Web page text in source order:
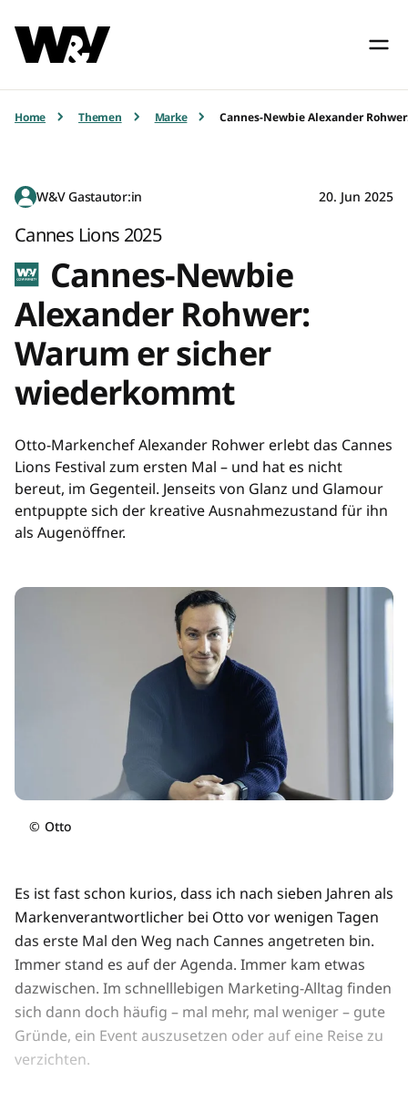
Home Themen Marke Cannes-Newbie Alexander
W&V Gastautor:in 20. Jun 2025
Cannes Lions 2025
Cannes-Newbie
Alexander Rohwer:
Warum er sicher
wiederkommt
Otto-Markenchef Alexander Rohwer erlebt das Cannes
Lions Festival zum ersten Mal – und hat es nicht
bereut, im Gegenteil. Jenseits von Glanz und Glamour
entpuppte sich der kreative Ausnahmezustand für ihn
als Augenöffner.
© Otto
Es ist fast schon kurios, dass ich nach sieben Jahren als
Markenverantwortlicher bei Otto vor wenigen Tagen
das erste Mal den Weg nach Cannes angetreten bin.
Immer stand es auf der Agenda. Immer kam etwas
dazwischen. Im schnelllebigen Marketing-Alltag finden
sich dann doch häufig – mal mehr, mal weniger – gute
Gründe, ein Event auszusetzen oder auf eine Reise zu
verzichten.